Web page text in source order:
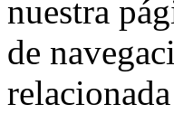
nuestra
de